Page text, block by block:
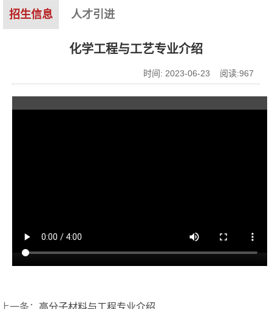
招生信息 人才引进
化学工程与工艺专业介绍
时间: 2023-06-23 阅读:967
上一条： 高分子材料与工程专业介绍